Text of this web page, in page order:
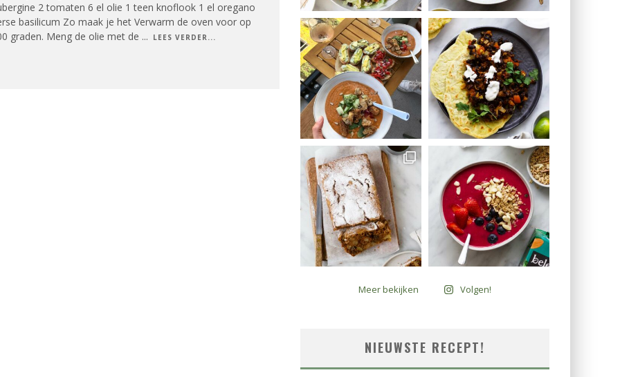
2 tomaten 6 el olie 1 teen knoflook 1 el oregano
basilicum Zo maak je het Verwarm de oven voor op
graden. Meng de olie met de ... LEES VERDER...
Meer bekijken Volgen!
NIEUWSTE RECEPT!